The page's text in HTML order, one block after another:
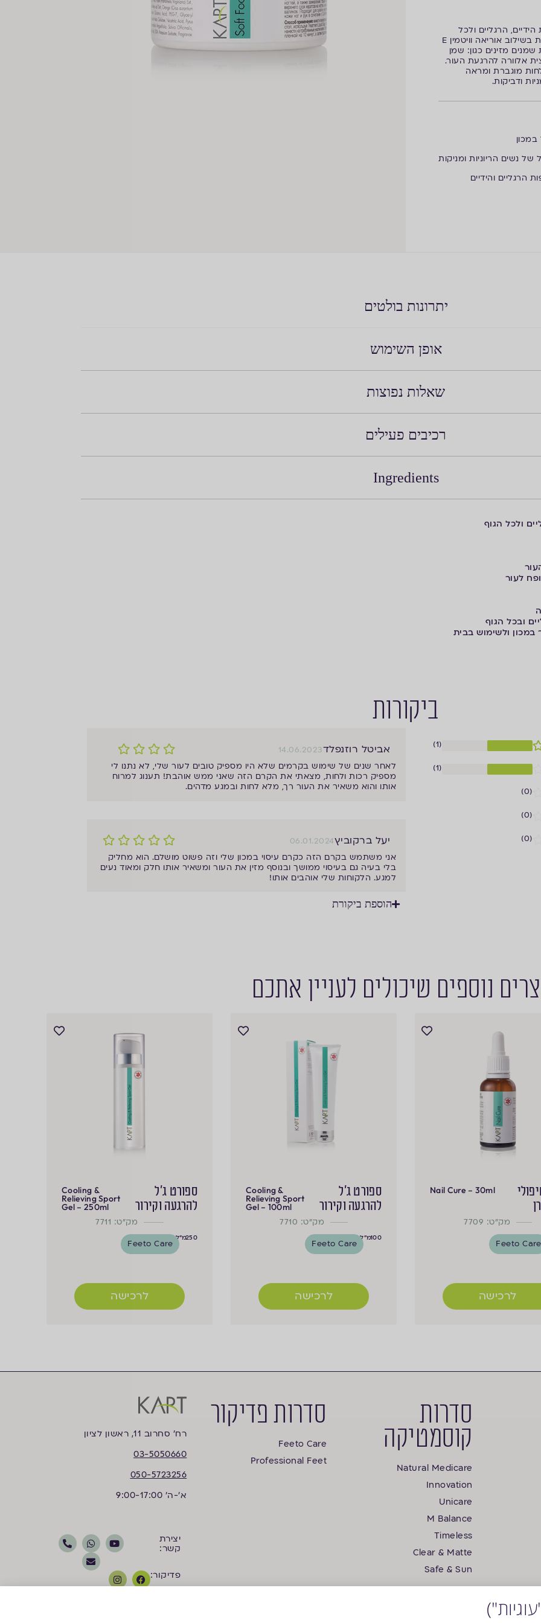
הרגליים ולכל
הגוף. מלחח ומזין את העור. מועשר בקומפלקס לחות בשילוב אוריאה וויטמין E
מזינים כגון: שמן
אלוורה להרגעת העור.
מוגברת ומראה
ודביקות.
נשים הריוניות ומניקות
הרגליים והידיים
יתרונות בולטים
אופן השימוש
שאלות נפוצות
רכיבים פעילים
Ingredients
ולכל הגוף
לעור
ובכל הגוף
במכון ולשימוש בבית
ביקורות
(1)
(1)
(0)
(0)
(0)
אביטל רוזנפלד14.06.2023
לאחר שנים של שימוש בקרמים שלא היו מספיק טובים לעור שלי, לא נתנו לי
מספיק רכות ולחות, מצאתי את הקרם הזה שאני ממש אוהבת! תענוג למרוח
אותו והוא משאיר את העור רך, מלא לחות ובמגע מדהים.
יעל ברקוביץ06.01.2024
אני משתמש בקרם הזה כקרם עיסוי במכון שלי וזה פשוט מושלם. הוא מחליק
בלי בעיה גם בעיסוי ממושך ובנוסף מזין את העור ומשאיר אותו חלק ומאוד נעים
למגע. הלקוחות שלי אוהבים אותו!
הוספת ביקורת
נוספים שיכולים לעניין אתכם
Nail Cure – 30ml
מק"ט: 7709
Feeto Care
לרכישה
ספורט ג'ל
להרגעה וקירור
Cooling &
Relieving Sport
Gel – 100ml
מק"ט: 7710
100מ"ל
Feeto Care
לרכישה
ספורט ג'ל
להרגעה וקירור
Cooling &
Relieving Sport
Gel – 250ml
מק"ט: 7711
250מ"ל
Feeto Care
לרכישה
סדרות
קוסמטיקה
Natural Medicare
Innovation
Unicare
M Balance
Timeless
Clear & Matte
Safe & Sun
סדרות פדיקור
Feeto Care
Professional Feet
רח’ סחרוב 11, ראשון לציון
03-5050660
050-5723256
א'-ה' 9:00-17:00
יצירת
קשר:
פדיקור: